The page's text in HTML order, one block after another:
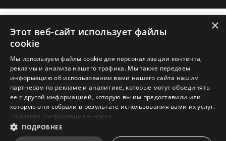
1. Спецификации могут отличаться от приведенной на сайте
в зависимости от региона распространения изделия.
Точную спецификацию уточните у продавца. 2. Реальный
цвет изделия может отличаться от приведенного на сайте в
зависимости от настроек монитора и фотографии.
Tермины HDMI™, HDMI™ High-Definition Multimedia Interface,
фирменный стиль HDMI™ и логотип HDMI™ являются
товарными знаками или зарегистрированными товарными
знаками компании HDMI™ Licensing Administrator, Inc.
×
Этот веб-сайт использует файлы
cookie
Мы используем файлы cookie для персонализации контента,
рекламы и анализа нашего трафика. Мы также передаем
информацию об использовании вами нашего сайта нашим
партнерам по рекламе и аналитике, которые могут объединять
ее с другой информацией, которую вы им предоставили или
которую они собрали в результате использования вами их услуг.
Политика конфиденциальности
ПОДРОБНЕЕ